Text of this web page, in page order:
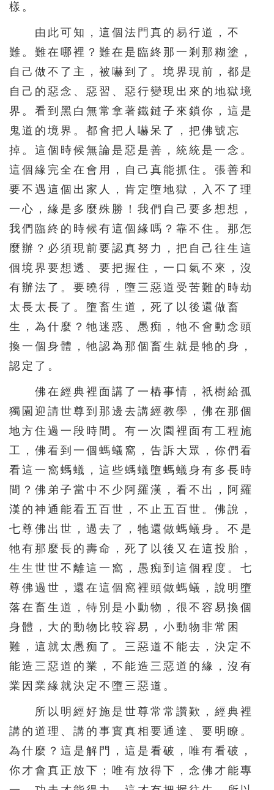
樣。
由此可知，這個法門真的易行道，不
難。難在哪裡？難在是臨終那一剎那糊塗，
自己做不了主，被嚇到了。境界現前，都是
自己的惡念、惡習、惡行變現出來的地獄境
界。看到黑白無常拿著鐵鏈子來鎖你，這是
鬼道的境界。都會把人嚇呆了，把佛號忘
掉。這個時候無論是惡是善，統統是一念。
這個緣完全在會用，自己真能抓住。張善和
要不遇這個出家人，肯定墮地獄，入不了理
一心，緣是多麼殊勝！我們自己要多想想，
我們臨終的時候有這個緣嗎？靠不住。那怎
麼辦？必須現前要認真努力，把自己往生這
個境界要想透、要把握住，一口氣不來，沒
有辦法了。要曉得，墮三惡道受苦難的時劫
太長太長了。墮畜生道，死了以後還做畜
生，為什麼？牠迷惑、愚痴，牠不會動念頭
換一個身體，牠認為那個畜生就是牠的身，
認定了。
佛在經典裡面講了一樁事情，祇樹給孤
獨園迎請世尊到那邊去講經教學，佛在那個
地方住過一段時間。有一次園裡面有工程施
工，佛看到一個螞蟻窩，告訴大眾，你們看
看這一窩螞蟻，這些螞蟻墮螞蟻身有多長時
間？佛弟子當中不少阿羅漢，看不出，阿羅
漢的神通能看五百世，不止五百世。佛說，
七尊佛出世，過去了，牠還做螞蟻身。不是
牠有那麼長的壽命，死了以後又在這投胎，
生生世世不離這一窩，愚痴到這個程度。七
尊佛過世，還在這個窩裡頭做螞蟻，說明墮
落在畜生道，特別是小動物，很不容易換個
身體，大的動物比較容易，小動物非常困
難，這就太愚痴了。三惡道不能去，決定不
能造三惡道的業，不能造三惡道的緣，沒有
業因業緣就決定不墮三惡道。
所以明經好施是世尊常常讚歎，經典裡
講的道理、講的事實真相要通達、要明瞭。
為什麼？這是解門，這是看破，唯有看破，
你才會真正放下；唯有放得下，念佛才能專